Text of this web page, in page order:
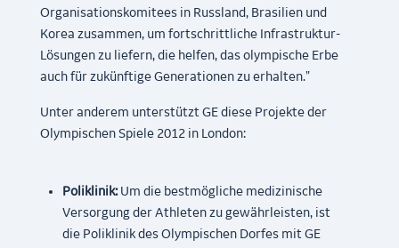
Organisationskomitees in Russland, Brasilien und
Korea zusammen, um fortschrittliche Infrastruktur-
Lösungen zu liefern, die helfen, das olympische Erbe
auch für zukünftige Generationen zu erhalten."
Unter anderem unterstützt GE diese Projekte der
Olympischen Spiele 2012 in London:
Poliklinik:Um die bestmögliche medizinische
Versorgung der Athleten zu gewährleisten, ist
die Poliklinik des Olympischen Dorfes mit GE